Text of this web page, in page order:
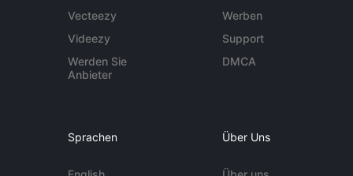
Vecteezy
Videezy
Werden Sie
Anbieter
Werben
Support
DMCA
Sprachen Über Uns